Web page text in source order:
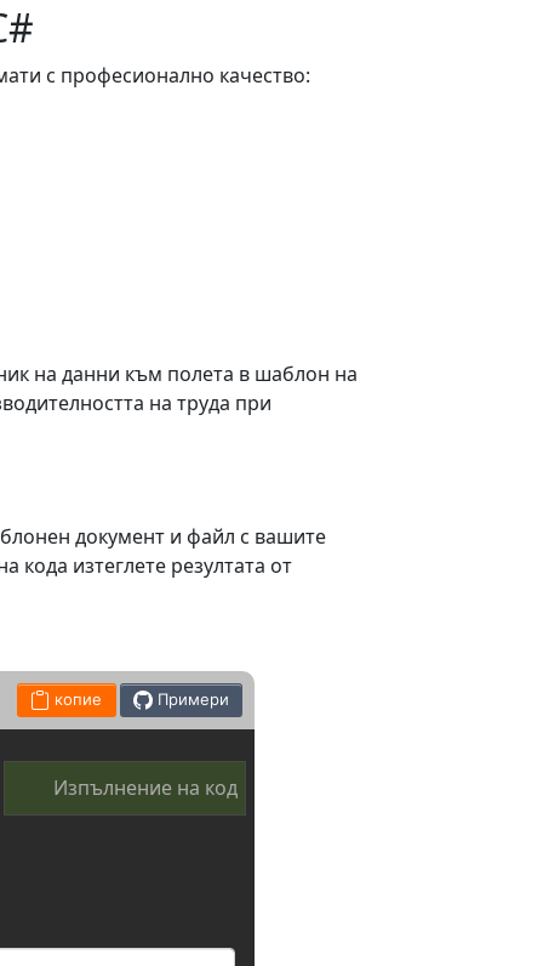
с професионално качество:
на данни към полета в шаблон на
на труда при
документ и файл с вашите
изтеглете резултата от
копие Примери
Изпълнение на код